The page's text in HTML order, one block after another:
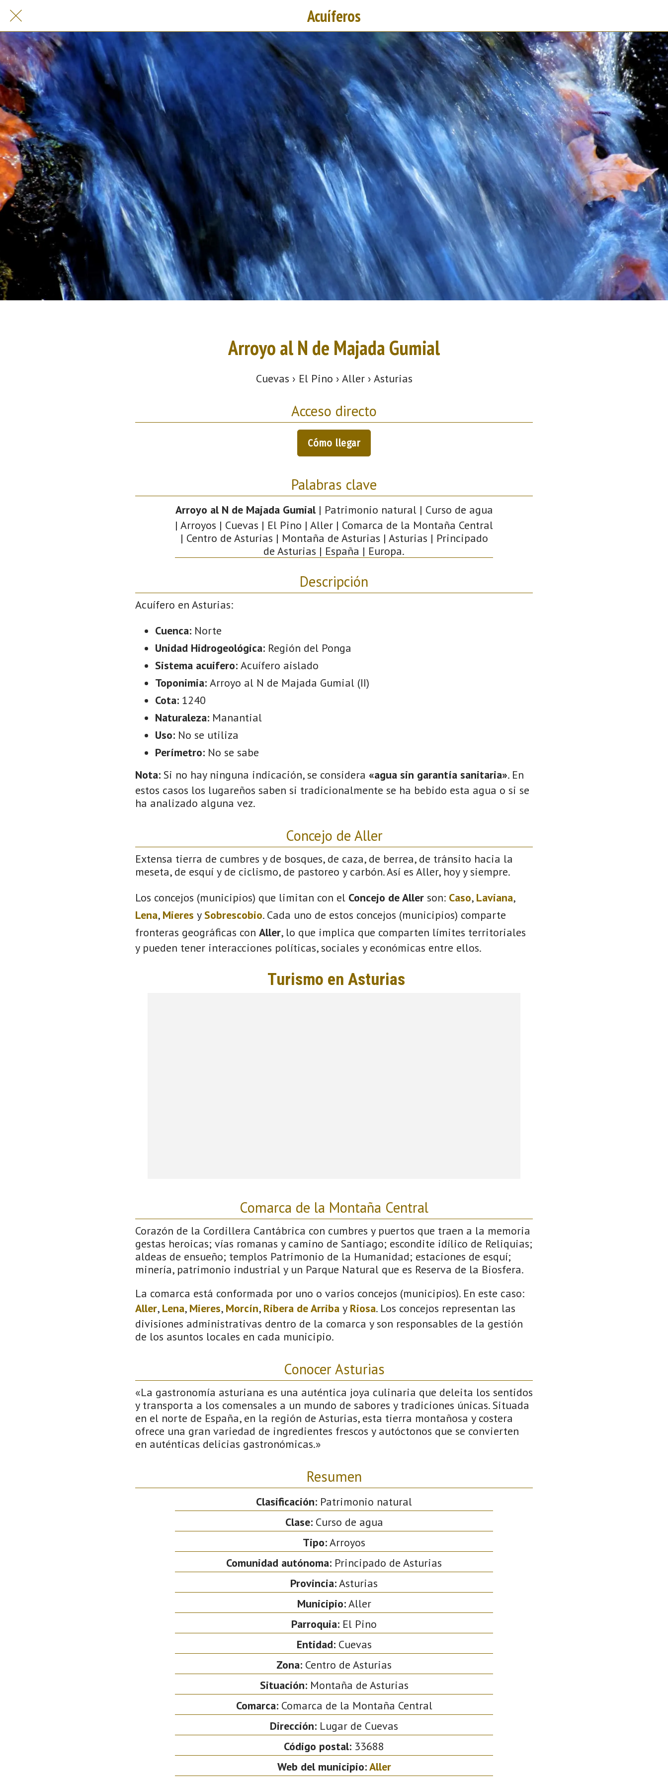
Acuíferos
Arroyo al N de Majada Gumial
Cuevas › El Pino › Aller › Asturias
Acceso directo
Cómo llegar
Palabras clave
Arroyo al N de Majada Gumial| Patrimonio natural | Curso de agua
| Arroyos | Cuevas | El Pino | Aller | Comarca de la Montaña Central
| Centro de Asturias | Montaña de Asturias | Asturias | Principado
de Asturias | España | Europa.
Descripción
Acuífero en Asturias:
Cuenca: Norte
Unidad Hidrogeológica: Región del Ponga
Sistema acuifero: Acuífero aislado
Toponimia: Arroyo al N de Majada Gumial (II)
Cota: 1240
Naturaleza: Manantial
Uso: No se utiliza
Perímetro: No se sabe
Nota: Si no hay ninguna indicación, se considera «agua sin garantía sanitaria». En
estos casos los lugareños saben si tradicionalmente se ha bebido esta agua o si se
ha analizado alguna vez.
Concejo de Aller
Extensa tierra de cumbres y de bosques, de caza, de berrea, de tránsito hacia la
meseta, de esquí y de ciclismo, de pastoreo y carbón. Así es Aller, hoy y siempre.
Los concejos (municipios) que limitan con el Concejo de Aller son: Caso, Laviana,
Lena, Mieres ySobrescobio. Cada uno de estos concejos (municipios) comparte
fronteras geográficas con Aller, lo que implica que comparten límites territoriales
y pueden tener interacciones políticas, sociales y económicas entre ellos.
Comarca de la Montaña Central
Corazón de la Cordillera Cantábrica con cumbres y puertos que traen a la memoria
gestas heroicas; vías romanas y camino de Santiago; escondite idílico de Reliquias;
aldeas de ensueño; templos Patrimonio de la Humanidad; estaciones de esquí;
minería, patrimonio industrial y un Parque Natural que es Reserva de la Biosfera.
La comarca está conformada por uno o varios concejos (municipios). En este caso:
Aller, Lena, Mieres, Morcín, Ribera de Arriba y Riosa. Los concejos representan las
divisiones administrativas dentro de la comarca y son responsables de la gestión
de los asuntos locales en cada municipio.
Conocer Asturias
«La gastronomía asturiana es una auténtica joya culinaria que deleita los sentidos
y transporta a los comensales a un mundo de sabores y tradiciones únicas. Situada
en el norte de España, en la región de Asturias, esta tierra montañosa y costera
ofrece una gran variedad de ingredientes frescos y autóctonos que se convierten
en auténticas delicias gastronómicas.»
Resumen
Clasificación: Patrimonio natural
Clase:Curso de agua
Tipo:Arroyos
Comunidad autónoma: Principado de Asturias
Provincia:Asturias
Municipio:Aller
Parroquia: El Pino
Entidad:Cuevas
Zona: Centro de Asturias
Situación:Montaña de Asturias
Comarca:Comarca de la Montaña Central
Dirección: Lugar de Cuevas
Código postal: 33688
Web del municipio:Aller